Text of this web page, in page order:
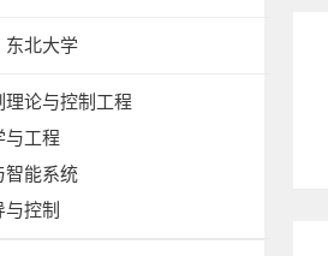
东北大学
理论与控制工程
与工程
智能系统
与控制